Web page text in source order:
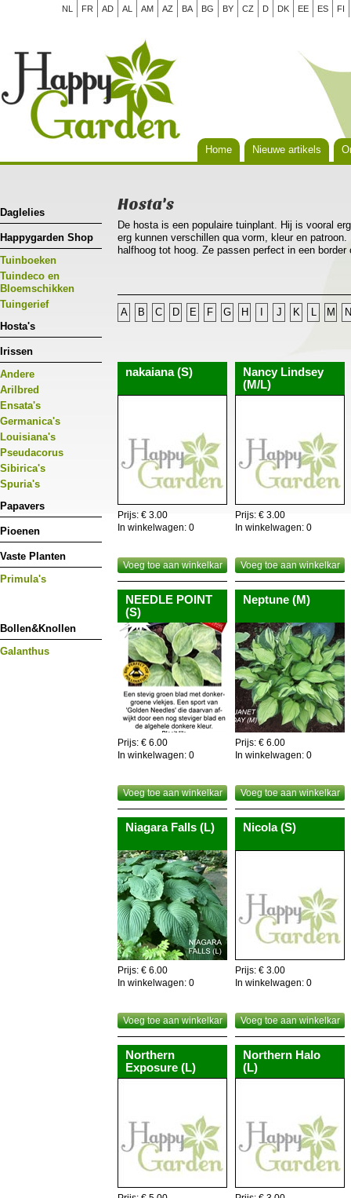
NL FR AD AL AM AZ BA BG BY CZ D DK EE ES FI
Home Nieuwe artikels
Daglelies
Happygarden Shop
Tuinboeken
Tuindeco en
Bloemschikken
Tuingerief
Hosta's
Irissen
Andere
Arilbred
Ensata's
Germanica's
Louisiana's
Pseudacorus
Sibirica's
Spuria's
Papavers
Pioenen
Vaste Planten
Primula's
Bollen&Knollen
Galanthus
Hosta's
De hosta is een populaire tuinplant. Hij is vooral
erg kunnen verschillen qua vorm, kleur en
halfhoog tot hoog. Ze passen perfect in een
A B C D E F G H J K L M N
nakaiana (S)
Prijs: € 3.00
In winkelwagen: 0
Voeg toe aan winkelkar
Nancy Lindsey
(M/L)
Prijs: € 3.00
In winkelwagen: 0
Voeg toe aan winkelkar
NEEDLE POINT
(S)
Prijs: € 6.00
In winkelwagen: 0
Voeg toe aan winkelkar
Neptune (M)
Prijs: € 6.00
In winkelwagen: 0
Voeg toe aan winkelkar
Niagara Falls (L)
Prijs: € 6.00
In winkelwagen: 0
Voeg toe aan winkelkar
Nicola (S)
Prijs: € 3.00
In winkelwagen: 0
Voeg toe aan winkelkar
Northern
Exposure (L)
Northern Halo
(L)